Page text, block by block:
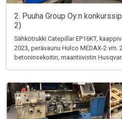
2. Puuha Group Oy:n
2)
Sähkötrukki Catepillar EP16KT,
2023, perävaunu Hulco MEDAX-2 vm.
betoninsekoitin, maantiivistin